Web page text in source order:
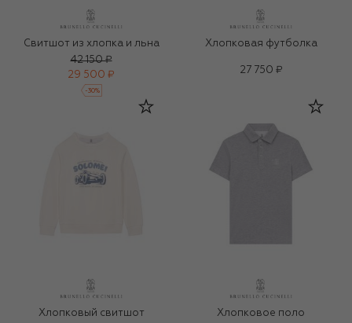
Свитшот из хлопка и льна
42 150 ₽
29 500 ₽
-30%
Хлопковая футболка
27 750 ₽
Хлопковый свитшот
Хлопковое поло